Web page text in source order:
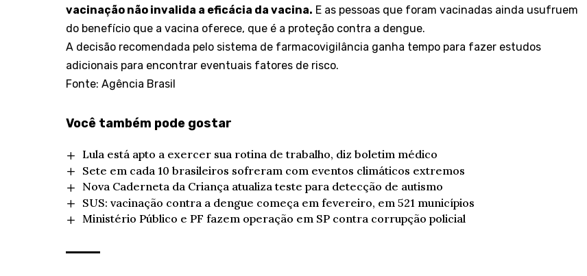
vacinação não invalida a eficácia da vacina. E as pessoas que foram vacinadas ainda usufruem
do benefício que a vacina oferece, que é a proteção contra a dengue.
A decisão recomendada pelo sistema de farmacovigilância ganha tempo para fazer estudos
adicionais para encontrar eventuais fatores de risco.
Fonte: Agência Brasil
Você também pode gostar
Lula está apto a exercer sua rotina de trabalho, diz boletim médico
Sete em cada 10 brasileiros sofreram com eventos climáticos extremos
Nova Caderneta da Criança atualiza teste para detecção de autismo
SUS: vacinação contra a dengue começa em fevereiro, em 521 municípios
Ministério Público e PF fazem operação em SP contra corrupção policial